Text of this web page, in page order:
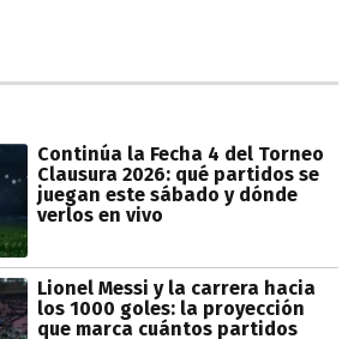
Continúa la Fecha 4 del Torneo
Clausura 2026: qué partidos se
juegan este sábado y dónde
verlos en vivo
Lionel Messi y la carrera hacia
los 1000 goles: la proyección
que marca cuántos partidos